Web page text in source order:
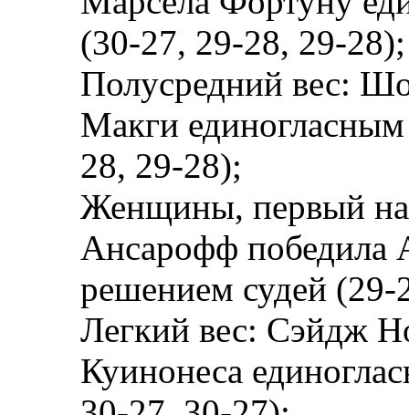
(30-27, 29-28, 29-28);
Полусредний вес:
Макги
28, 29-28);
Женщины, первый
Ансарофф победила
решением судей
Легкий вес: Сэйдж
Куинонеса